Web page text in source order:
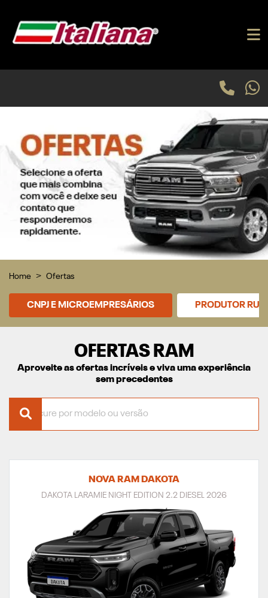
Home Ofertas
CNPJ E MICROEMPRESÁRIOS PRODUTOR
OFERTAS RAM
Aproveite as ofertas incríveis e viva uma experiência
sem precedentes
NOVA RAM DAKOTA
DAKOTA LARAMIE NIGHT EDITION 2.2 DIESEL 2026